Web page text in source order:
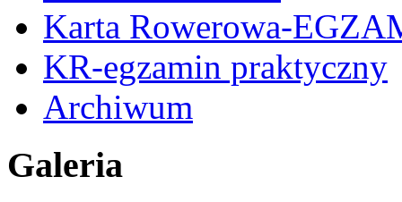
Karta Rowerowa-
KR-egzamin praktyczny
Archiwum
Galeria